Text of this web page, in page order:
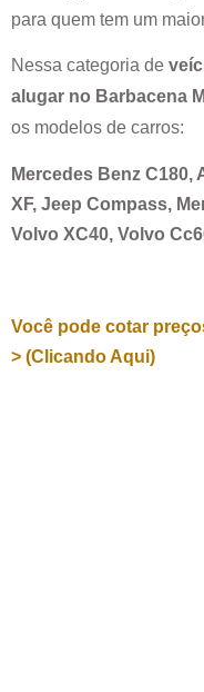
para quem tem um
Nessa categoria de
alugar no Barbacena
os modelos de carros:
Mercedes Benz
XF, Jeep Compass,
Volvo XC40, Volvo
Você pode cotar
> (Clicando Aqui)